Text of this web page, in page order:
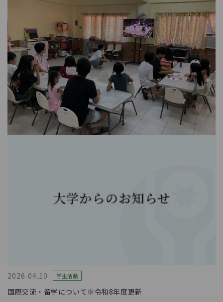
2026.04.10 学生活動
国際交流・留学について※令和8年度更新